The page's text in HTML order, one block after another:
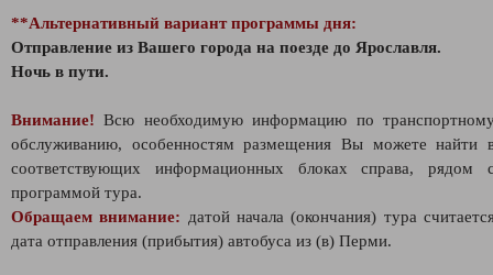
**Альтернативный вариант программы дня:
Отправление из Вашего города на поезде до Ярославля.
Ночь в пути.
Внимание! Всю необходимую информацию по
обслуживанию, особенностям размещения Вы можете найти
соответствующих информационных блоках справа, рядом
программой тура.
Обращаем внимание: датой начала (окончания) тура
дата отправления (прибытия) автобуса из (в) Перми.